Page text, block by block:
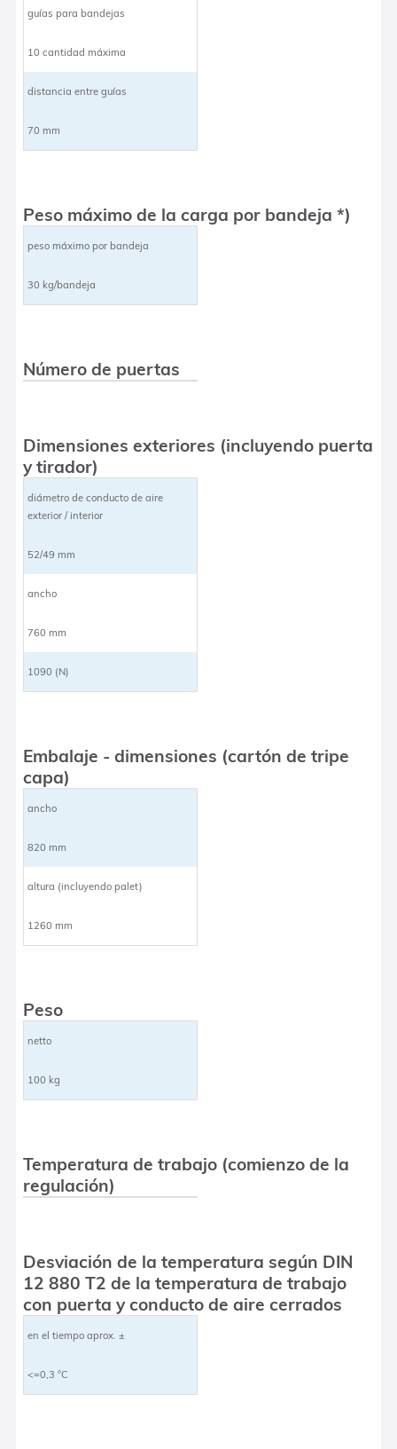
guías para bandejas
10 cantidad máxima
distancia entre guías
70 mm
Peso máximo de la carga por bandeja *)
peso máximo por bandeja
30 kg/bandeja
Número de puertas
Dimensiones exteriores (incluyendo puerta
y tirador)
diámetro de conducto de aire
exterior / interior
52/49 mm
ancho
760 mm
1090 (N)
Embalaje - dimensiones (cartón de tripe
capa)
ancho
820 mm
altura (incluyendo palet)
1260 mm
Peso
netto
100 kg
Temperatura de trabajo (comienzo de la
regulación)
Desviación de la temperatura según DIN
12 880 T2 de la temperatura de trabajo
con puerta y conducto de aire cerrados
en el tiempo aprox. ±
<=0,3 °C